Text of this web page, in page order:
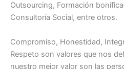
Outsourcing, Formación
Consultoría Social, entre otros.
Compromiso, Honestidad,
Respeto son valores que nos
nuestro mejor valor son las